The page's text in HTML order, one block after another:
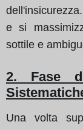
e si
sottile e
2. Fase
Una volta